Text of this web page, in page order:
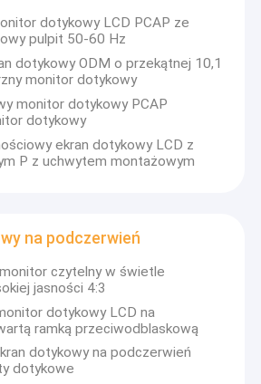
dotykowy LCD PCAP ze
pulpit 50-60 Hz
dotykowy ODM o przekątnej 10,1
monitor dotykowy
monitor dotykowy PCAP
dotykowy
ekran dotykowy LCD z
P z uchwytem montażowym
na podczerwień
czytelny w świetle
jasności 4:3
dotykowy LCD na
ramką przeciwodblaskową
dotykowy na podczerwień
dotykowe